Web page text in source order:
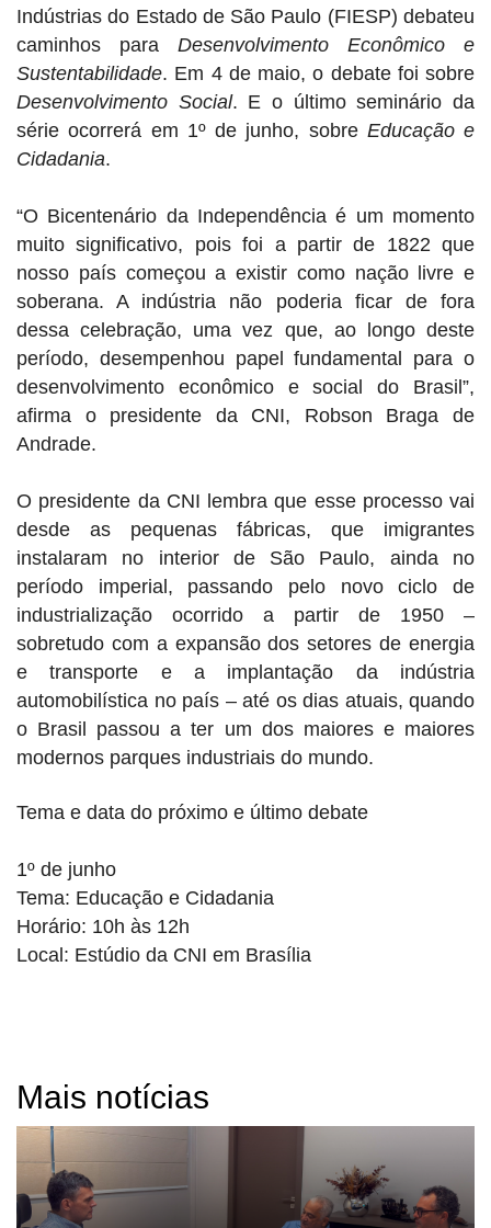
Indústrias do Estado de São Paulo (FIESP) debateu
caminhos para Desenvolvimento Econômico e
Sustentabilidade. Em 4 de maio, o debate foi sobre
Desenvolvimento Social. E o último seminário da
série ocorrerá em 1º de junho, sobre Educação e
Cidadania.
“O Bicentenário da Independência é um momento
muito significativo, pois foi a partir de 1822 que
nosso país começou a existir como nação livre e
soberana. A indústria não poderia ficar de fora
dessa celebração, uma vez que, ao longo deste
período, desempenhou papel fundamental para o
desenvolvimento econômico e social do Brasil”,
afirma o presidente da CNI, Robson Braga de
Andrade.
O presidente da CNI lembra que esse processo vai
desde as pequenas fábricas, que imigrantes
instalaram no interior de São Paulo, ainda no
período imperial, passando pelo novo ciclo de
industrialização ocorrido a partir de 1950 –
sobretudo com a expansão dos setores de energia
e transporte e a implantação da indústria
automobilística no país – até os dias atuais, quando
o Brasil passou a ter um dos maiores e maiores
modernos parques industriais do mundo.
Tema e data do próximo e último debate
1º de junho
Tema: Educação e Cidadania
Horário: 10h às 12h
Local: Estúdio da CNI em Brasília
Mais notícias